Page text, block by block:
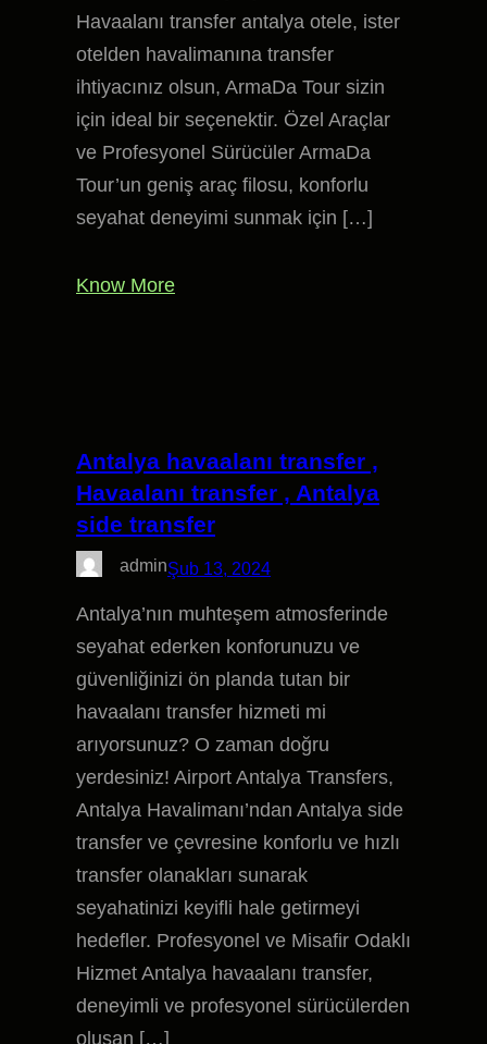
Havaalanı transfer antalya otele, ister
otelden havalimanına transfer
ihtiyacınız olsun, ArmaDa Tour sizin
için ideal bir seçenektir. Özel Araçlar
ve Profesyonel Sürücüler ArmaDa
Tour’un geniş araç filosu, konforlu
seyahat deneyimi sunmak için […]
Know More
Antalya havaalanı transfer ,
Havaalanı transfer , Antalya
side transfer
adminŞub 13, 2024
Antalya’nın muhteşem atmosferinde
seyahat ederken konforunuzu ve
güvenliğinizi ön planda tutan bir
havaalanı transfer hizmeti mi
arıyorsunuz? O zaman doğru
yerdesiniz! Airport Antalya Transfers,
Antalya Havalimanı’ndan Antalya side
transfer ve çevresine konforlu ve hızlı
transfer olanakları sunarak
seyahatinizi keyifli hale getirmeyi
hedefler. Profesyonel ve Misafir Odaklı
Hizmet Antalya havaalanı transfer,
deneyimli ve profesyonel sürücülerden
oluşan […]